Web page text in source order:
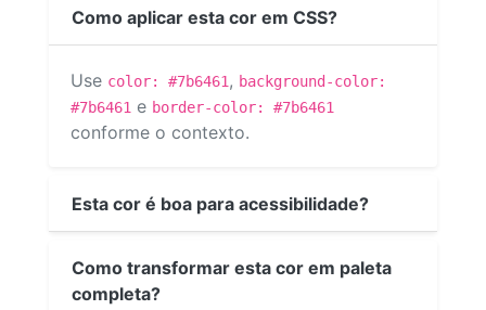
Como aplicar esta cor em CSS?
Use color: #7b6461, background-color:
#7b6461 e border-color: #7b6461
conforme o contexto.
Esta cor é boa para acessibilidade?
Como transformar esta cor em paleta
completa?